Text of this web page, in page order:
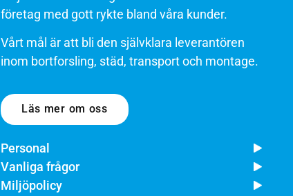
företag med gott rykte bland våra kunder.
Vårt mål är att bli den självklara leverantören
inom bortforsling, städ, transport och montage.
Läs mer om oss
Personal
Vanliga frågor
Miljöpolicy